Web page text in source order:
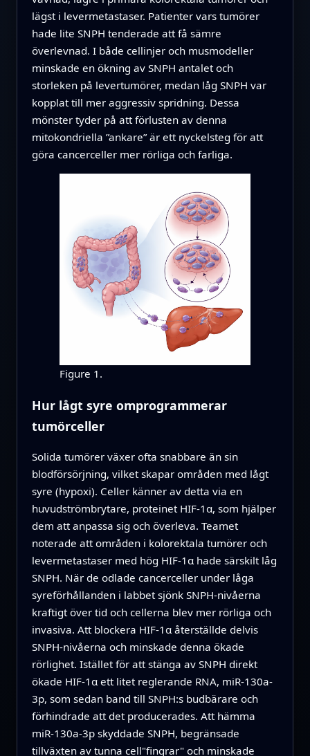
lägst i levermetastaser. Patienter vars tumörer
hade lite SNPH tenderade att få sämre
överlevnad. I både cellinjer och musmodeller
minskade en ökning av SNPH antalet och
storleken på levertumörer, medan låg SNPH var
kopplat till mer aggressiv spridning. Dessa
mönster tyder på att förlusten av denna
mitokondriella ”ankare” är ett nyckelsteg för att
göra cancerceller mer rörliga och farliga.
Figure 1.
Hur lågt syre omprogrammerar
tumörceller
Solida tumörer växer ofta snabbare än sin
blodförsörjning, vilket skapar områden med lågt
syre (hypoxi). Celler känner av detta via en
huvudströmbrytare, proteinet HIF-1α, som hjälper
dem att anpassa sig och överleva. Teamet
noterade att områden i kolorektala tumörer och
levermetastaser med hög HIF-1α hade särskilt låg
SNPH. När de odlade cancerceller under låga
syreförhållanden i labbet sjönk SNPH‑nivåerna
kraftigt över tid och cellerna blev mer rörliga och
invasiva. Att blockera HIF-1α återställde delvis
SNPH‑nivåerna och minskade denna ökade
rörlighet. Istället för att stänga av SNPH direkt
ökade HIF-1α ett litet reglerande RNA, miR-130a-
3p, som sedan band till SNPH:s budbärare och
förhindrade att det producerades. Att hämma
miR-130a-3p skyddade SNPH, begränsade
tillväxten av tunna cell"fingrar" och minskade